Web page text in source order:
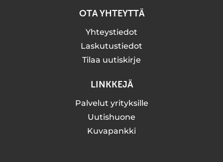
OTA YHTEYTTÄ
Yhteystiedot
Laskutustiedot
Tilaa uutiskirje
LINKKEJÄ
Palvelut yrityksille
Uutishuone
Kuvapankki